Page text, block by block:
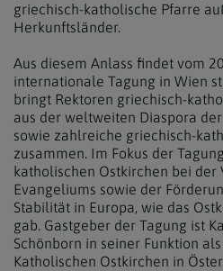
griechisch-katholische Pfarre
Herkunftsländer.
Aus diesem Anlass findet vom
internationale Tagung in Wien
bringt Rektoren griechisch-
aus der weltweiten Diaspora
sowie zahlreiche griechisch-
zusammen. Im Fokus der
katholischen Ostkirchen bei der
Evangeliums sowie der
Stabilität in Europa, wie das
gab. Gastgeber der Tagung ist
Schönborn in seiner Funktion
Katholischen Ostkirchen in